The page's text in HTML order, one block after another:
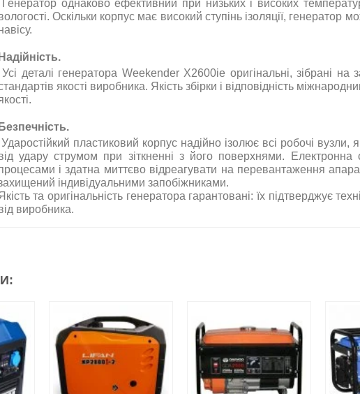
Генератор однаково ефективний при низьких і високих
Оскільки корпус має високий ступінь ізоляції,
.
Надійність.
Усі деталі генератора Weekender X2600ie оригінальні, зібрані
якості виробника. Якість збірки і відповідність
.
Безпечність.
Ударостійкий пластиковий корпус надійно ізолює всі робочі вузли,
удару струмом при зіткненні з його поверхнями.
і здатна миттєво відреагувати на перевантаження
індивідуальними запобіжниками.
та оригінальність генератора гарантовані: їх підтверджує
виробника.